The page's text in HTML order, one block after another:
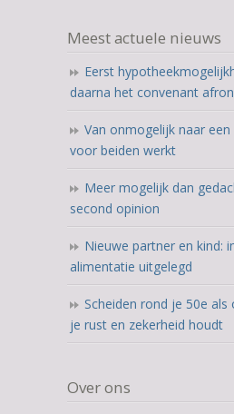
ratings
Meest actuele nieuws
Eerst
daarna het convenant
Van onmogelijk naar
voor beiden werkt
Meer mogelijk dan
second opinion
Nieuwe partner en kind:
alimentatie uitgelegd
Scheiden rond je 50e
je rust en zekerheid houdt
Over ons